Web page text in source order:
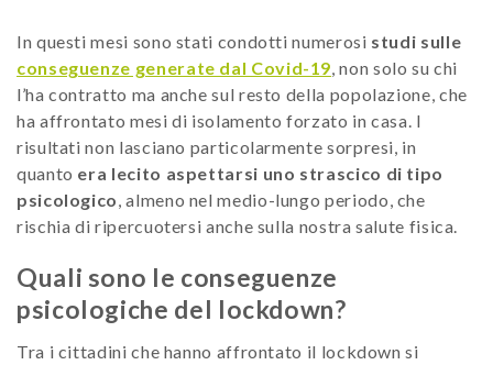
In questi mesi sono stati condotti numerosi studi sulle
conseguenze generate dal Covid-19, non solo su chi
l’ha contratto ma anche sul resto della popolazione, che
ha affrontato mesi di isolamento forzato in casa. I
risultati non lasciano particolarmente sorpresi, in
quanto era lecito aspettarsi uno strascico di tipo
psicologico, almeno nel medio-lungo periodo, che
rischia di ripercuotersi anche sulla nostra salute fisica.
Quali sono le conseguenze
psicologiche del lockdown?
Tra i cittadini che hanno affrontato il lockdown si